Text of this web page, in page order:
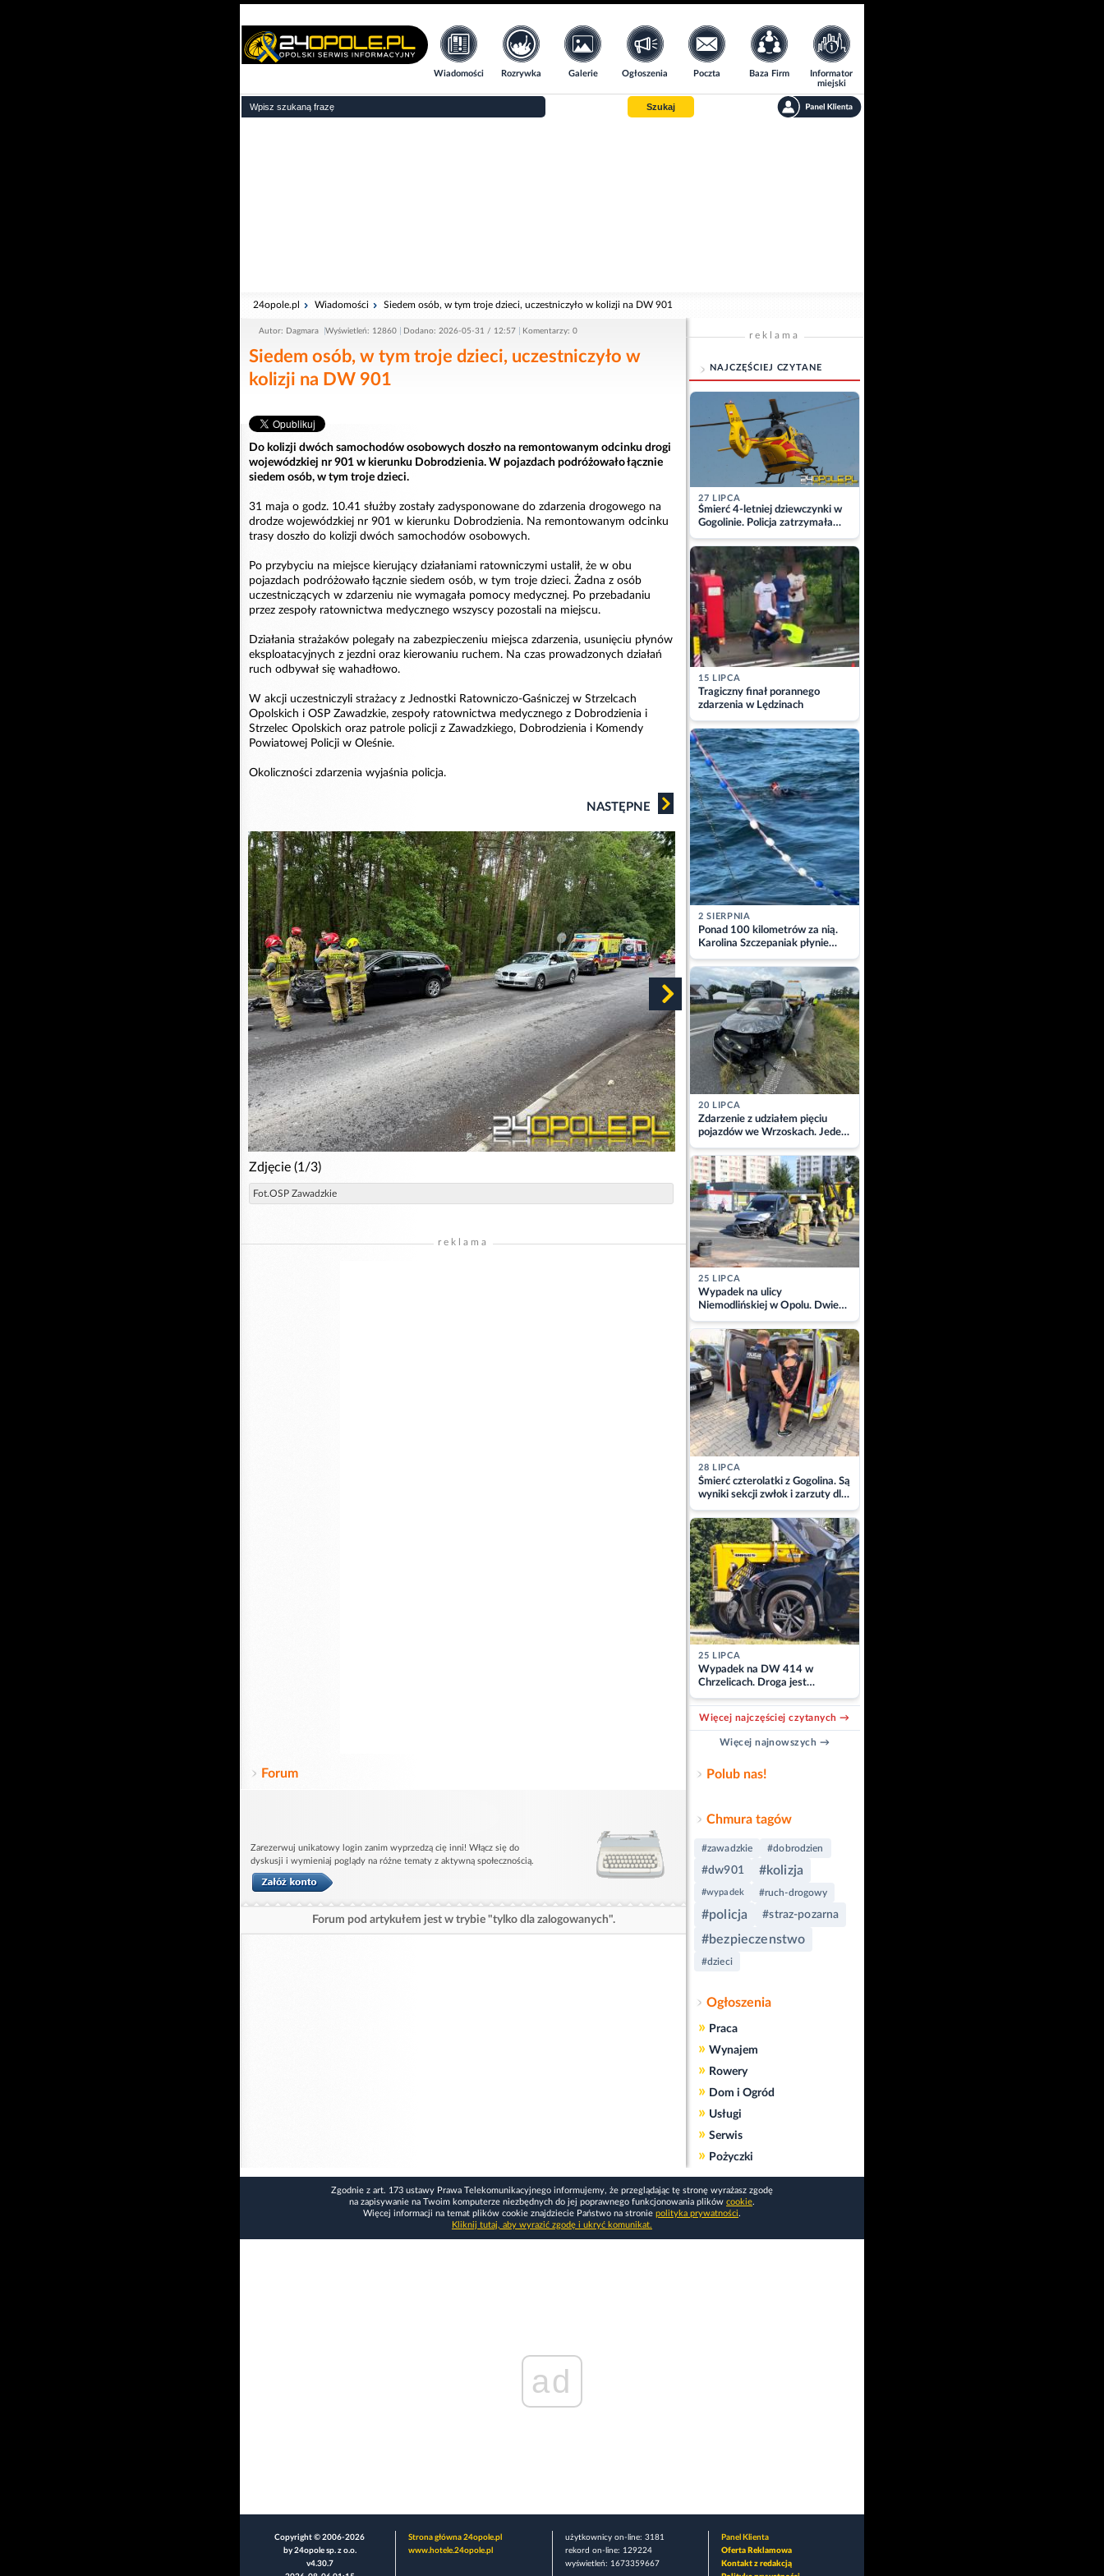
Wiadomości Rozrywka Galerie Ogłoszenia Poczta Baza Firm
Informator
miejski
Szukaj
24opole.pl Wiadomości Siedem osób, w tym troje dzieci, uczestniczyło w kolizji na DW 901
Autor: Dagmara Wyświetleń: 12860 Dodano: 2026-05-31 / 12:57 Komentarzy: 0
Siedem osób, w tym troje dzieci, uczestniczyło w
kolizji na DW 901
Do kolizji dwóch samochodów osobowych doszło na remontowanym odcinku drogi
wojewódzkiej nr 901 w kierunku Dobrodzienia. W pojazdach podróżowało łącznie
siedem osób, w tym troje dzieci.
31 maja o godz. 10.41 służby zostały zadysponowane do zdarzenia drogowego na
drodze wojewódzkiej nr 901 w kierunku Dobrodzienia. Na remontowanym odcinku
trasy doszło do kolizji dwóch samochodów osobowych.
Po przybyciu na miejsce kierujący działaniami ratowniczymi ustalił, że w obu
pojazdach podróżowało łącznie siedem osób, w tym troje dzieci. Żadna z osób
uczestniczących w zdarzeniu nie wymagała pomocy medycznej. Po przebadaniu
przez zespoły ratownictwa medycznego wszyscy pozostali na miejscu.
Działania strażaków polegały na zabezpieczeniu miejsca zdarzenia, usunięciu płynów
eksploatacyjnych z jezdni oraz kierowaniu ruchem. Na czas prowadzonych działań
ruch odbywał się wahadłowo.
W akcji uczestniczyli strażacy z Jednostki Ratowniczo-Gaśniczej w Strzelcach
Opolskich i OSP Zawadzkie, zespoły ratownictwa medycznego z Dobrodzienia i
Strzelec Opolskich oraz patrole policji z Zawadzkiego, Dobrodzienia i Komendy
Powiatowej Policji w Oleśnie.
Okoliczności zdarzenia wyjaśnia policja.
NASTĘPNE
Zdjęcie (1/3)
Fot.OSP Zawadzkie
reklama
Forum
Zarezerwuj unikatowy login zanim wyprzedzą cię inni! Włącz się do
dyskusji i wymieniaj poglądy na różne tematy z aktywną społecznością.
Forum pod artykułem jest w trybie "tylko dla zalogowanych".
reklama
NAJCZĘŚCIEJ CZYTANE
27 LIPCA
Śmierć 4-letniej dziewczynki w
Gogolinie. Policja zatrzymała
matkę
15 LIPCA
Tragiczny finał porannego
zdarzenia w Lędzinach
2 SIERPNIA
Ponad 100 kilometrów za nią.
Karolina Szczepaniak płynie
przez Bałtyk dla Piotra.
Aktualizacja
20 LIPCA
Zdarzenie z udziałem pięciu
pojazdów we Wrzoskach. Jeden
z kierowców zabrany w
kajdankach
25 LIPCA
Wypadek na ulicy
Niemodlińskiej w Opolu. Dwie
osoby w szpitalu
28 LIPCA
Śmierć czterolatki z Gogolina. Są
wyniki sekcji zwłok i zarzuty dla
matki
25 LIPCA
Wypadek na DW 414 w
Chrzelicach. Droga jest
zablokowana
Więcej najczęściej czytanych →
Więcej najnowszych →
Polub nas!
Chmura tagów
#zawadzkie #dobrodzien
#dw901 #kolizja
#wypadek #ruch-drogowy
#policja #straz-pozarna
#bezpieczenstwo
#dzieci
Ogłoszenia
» Praca
» Wynajem
» Rowery
» Dom i Ogród
» Usługi
» Serwis
» Pożyczki
Zgodnie z art. 173 ustawy Prawa Telekomunikacyjnego informujemy, że przeglądając tę stronę wyrażasz zgodę
na zapisywanie na Twoim komputerze niezbędnych do jej poprawnego funkcjonowania plików cookie.
Więcej informacji na temat plików cookie znajdziecie Państwo na stronie polityka prywatności.
Kliknij tutaj, aby wyrazić zgodę i ukryć komunikat.
ad
Copyright © 2006-2026
by 24opole sp. z o.o.
v4.30.7
Strona główna 24opole.pl
www.hotele.24opole.pl
użytkownicy on-line: 3181
rekord on-line: 129224
wyświetleń: 1673359667
Panel Klienta
Oferta Reklamowa
Kontakt z redakcją